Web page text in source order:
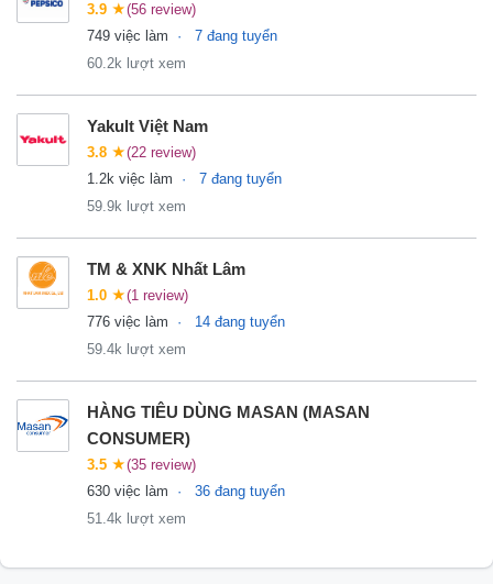
3.9 ★(56 review)
749 việc làm
7 đang tuyển
60.2k lượt xem
Yakult Việt Nam
3.8 ★(22 review)
1.2k việc làm
7 đang tuyển
59.9k lượt xem
TM & XNK Nhất Lâm
1.0 ★(1 review)
776 việc làm
14 đang tuyển
59.4k lượt xem
HÀNG TIÊU DÙNG MASAN (MASAN
CONSUMER)
3.5 ★(35 review)
630 việc làm
36 đang tuyển
51.4k lượt xem